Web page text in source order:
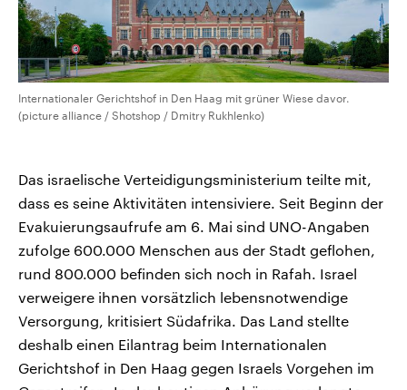
Internationaler Gerichtshof in Den Haag mit grüner Wiese davor.
(picture alliance / Shotshop / Dmitry Rukhlenko)
Das israelische Verteidigungsministerium teilte mit,
dass es seine Aktivitäten intensiviere. Seit Beginn der
Evakuierungsaufrufe am 6. Mai sind UNO-Angaben
zufolge 600.000 Menschen aus der Stadt geflohen,
rund 800.000 befinden sich noch in Rafah. Israel
verweigere ihnen vorsätzlich lebensnotwendige
Versorgung, kritisiert Südafrika. Das Land stellte
deshalb einen Eilantrag beim Internationalen
Gerichtshof in Den Haag gegen Israels Vorgehen im